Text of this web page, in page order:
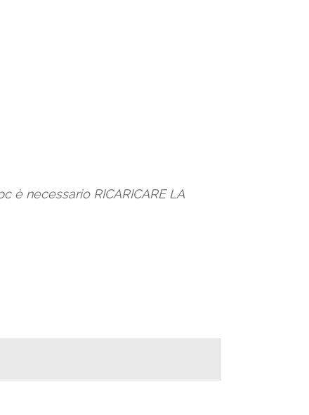
necessario RICARICARE LA